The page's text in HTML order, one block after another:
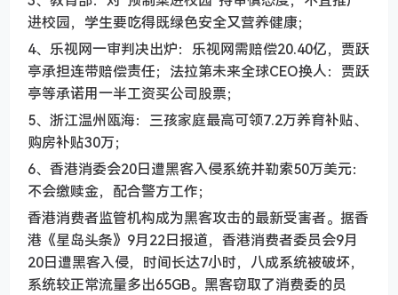
进校园，学生要吃得既绿色安全又营养健康；
4、乐视网一审判决出炉：乐视网需赔偿20.40亿，贾跃
亭承担连带赔偿责任；法拉第未来全球CEO换人：贾跃
亭等承诺用一半工资买公司股票；
5、浙江温州瓯海：三孩家庭最高可领7.2万养育补贴、
购房补贴30万；
6、香港消委会20日遭黑客入侵系统并勒索50万美元：
不会缴赎金，配合警方工作；
香港消费者监管机构成为黑客攻击的最新受害者。据香
港《星岛头条》9月22日报道，香港消费者委员会9月
20日遭黑客入侵，时间长达7小时，八成系统被破坏，
系统较正常流量多出65GB。黑客窃取了消费委的员